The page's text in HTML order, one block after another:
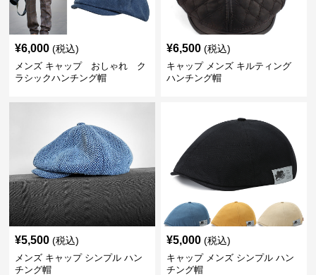
¥6,000 (税込)
メンズ キャップ おしゃれ ク
ラシックハンチング帽
¥6,500 (税込)
キャップ メンズ キルティング
ハンチング帽
¥5,500 (税込)
メンズ キャップ シンプル ハン
チング帽
¥5,000 (税込)
キャップ メンズ シンプル ハン
チング帽